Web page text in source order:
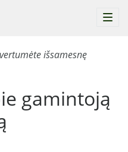
gamintoją
išsamesnę